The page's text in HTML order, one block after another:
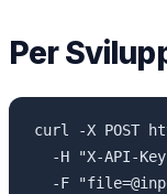
Per
curl -X POST
-H "X-API-
-F